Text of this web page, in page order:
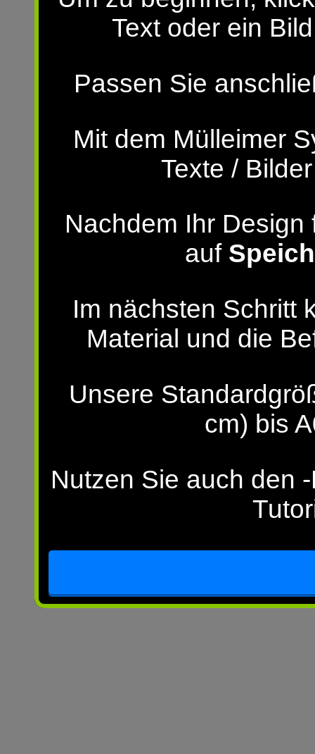
Text oder ein
Passen Sie
Mit dem Mülleimer
Texte /
Nachdem Ihr
auf
Im nächsten Schritt
Material und die
Unsere
cm) bis
Nutzen Sie auch den